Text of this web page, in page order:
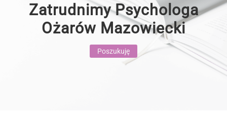
Zatrudnimy Psychologa
Ożarów Mazowiecki
Poszukuję